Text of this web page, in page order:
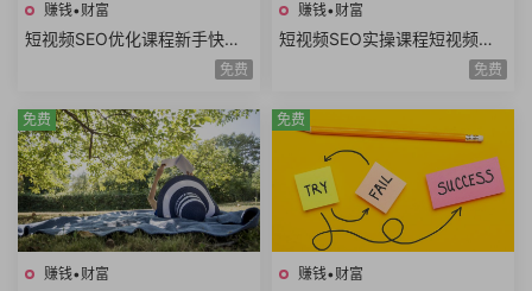
赚钱•财富
短视频SEO优化课程新手快速
入门短视频搜索SEO关键词排
免费
赚钱•财富
短视频SEO实操课程短视频搜
索优化技术关键词排名获取精
免费
赚钱•财富
免费
赚钱•财富
免费